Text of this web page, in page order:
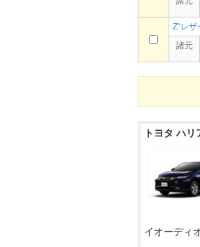
Z“レ
諸元
トヨタ ハ
イオーディ